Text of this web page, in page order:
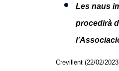
Les naus
procedirà
Crevillent (22/02/